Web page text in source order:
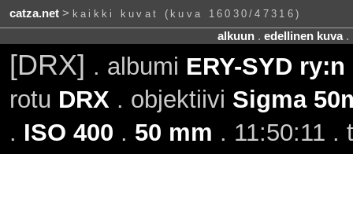
catza.net> kaikki kuvat (kuva 16030/47316)
alkuun. edellinen kuva.
[DRX] . albumi ERY-SYD
rotu DRX . objektiivi Sigma
. ISO 400 . 50 mm . 11:50:11 .